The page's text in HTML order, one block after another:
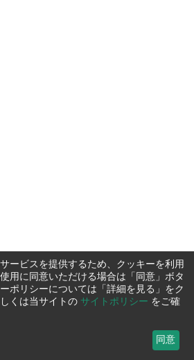
ービスを提供するため、クッキーを利用
用に同意いただける場合は「同意」ボタ
ポリシーについては「詳細を見る」をク
くは当サイトの サイトポリシー をご確
同意